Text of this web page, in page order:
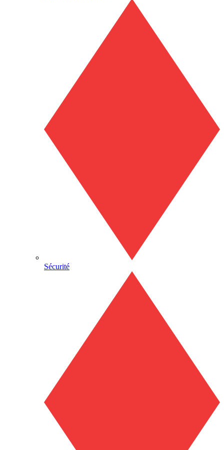
Sécurité